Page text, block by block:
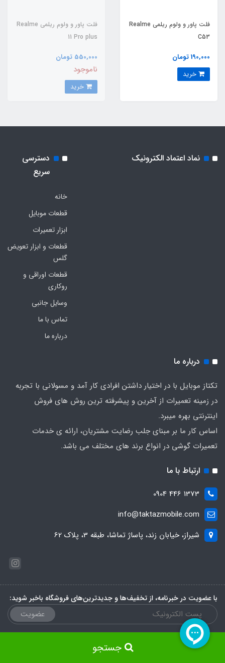
فلت پاور و ولوم ریلمی Realme
C53
190,000 تومان
فلت پاور و ولوم ریلمی Realme
11 Pro plus
550,000 تومان
ناموجود
جستجو
نماد اعتماد الکترونیک
دسترسی
سریع
خانه
قطعات موبایل
ابزار تعمیرات
قطعات و ابزار تعویض
گلس
قطعات اوراقی و
روکاری
وسایل جانبی
تماس با ما
درباره ما
درباره ما
تکتاز موبایل با در اختیار داشتن افرادی کار آمد و مسولانی با تجربه
در زمینه تعمیرات از آخرین و پیشرفته ترین روش های فروش
اینترنتی بهره میبرد.
اساس کار ما بر مبنای جلب رضایت مشتریان، ارائه ی خدمات
تعمیرات گوشی در انواع برند های مختلف می باشد.
ارتباط با ما
1373 446 0904
info@taktazmobile.com
شیراز، خیابان زند، پاساژ تماشا، طبقه 3، پلاک 62
با عضویت در خبرنامه، از تخفیف‌ها و جدیدترین‌های فروشگاه باخبر شوید:
عضویت
ساخت سایت توسط